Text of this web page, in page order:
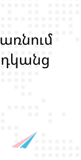
առնոմ
դկանց